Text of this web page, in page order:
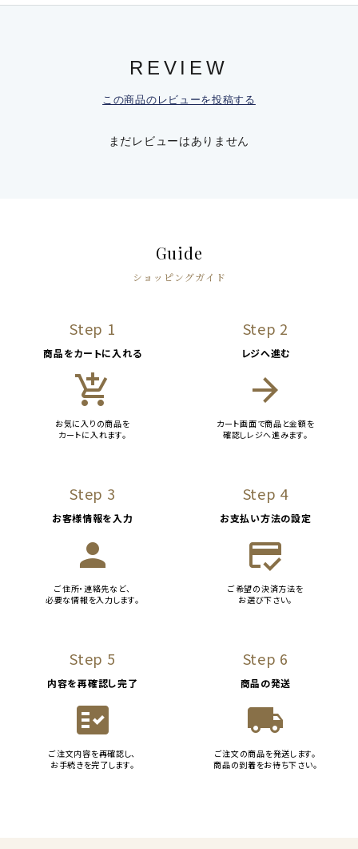
REVIEW
この商品のレビューを投稿する
まだレビューはありません
Guide
ショッピングガイド
Step 1
商品をカートに入れる
add_shopping_cart
お気に入りの商品を
カートに入れます。
Step 2
レジへ進む
arrow_forward
カート画面で商品と金額を
確認しレジへ進みます。
Step 3
お客様情報を入力
person
ご住所・連絡先など、
必要な情報を入力します。
Step 4
お支払い方法の設定
credit_score
ご希望の決済方法を
お選び下さい。
Step 5
内容を再確認し完了
fact_check
ご注文内容を再確認し、
お手続きを完了します。
Step 6
商品の発送
local_shipping
ご注文の商品を発送します。
商品の到着をお待ち下さい。